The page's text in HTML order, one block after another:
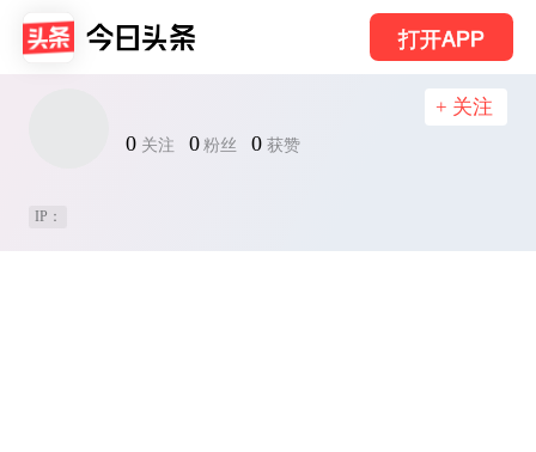
打开APP
0 关注 0 粉丝 0 获赞
+ 关注
IP：